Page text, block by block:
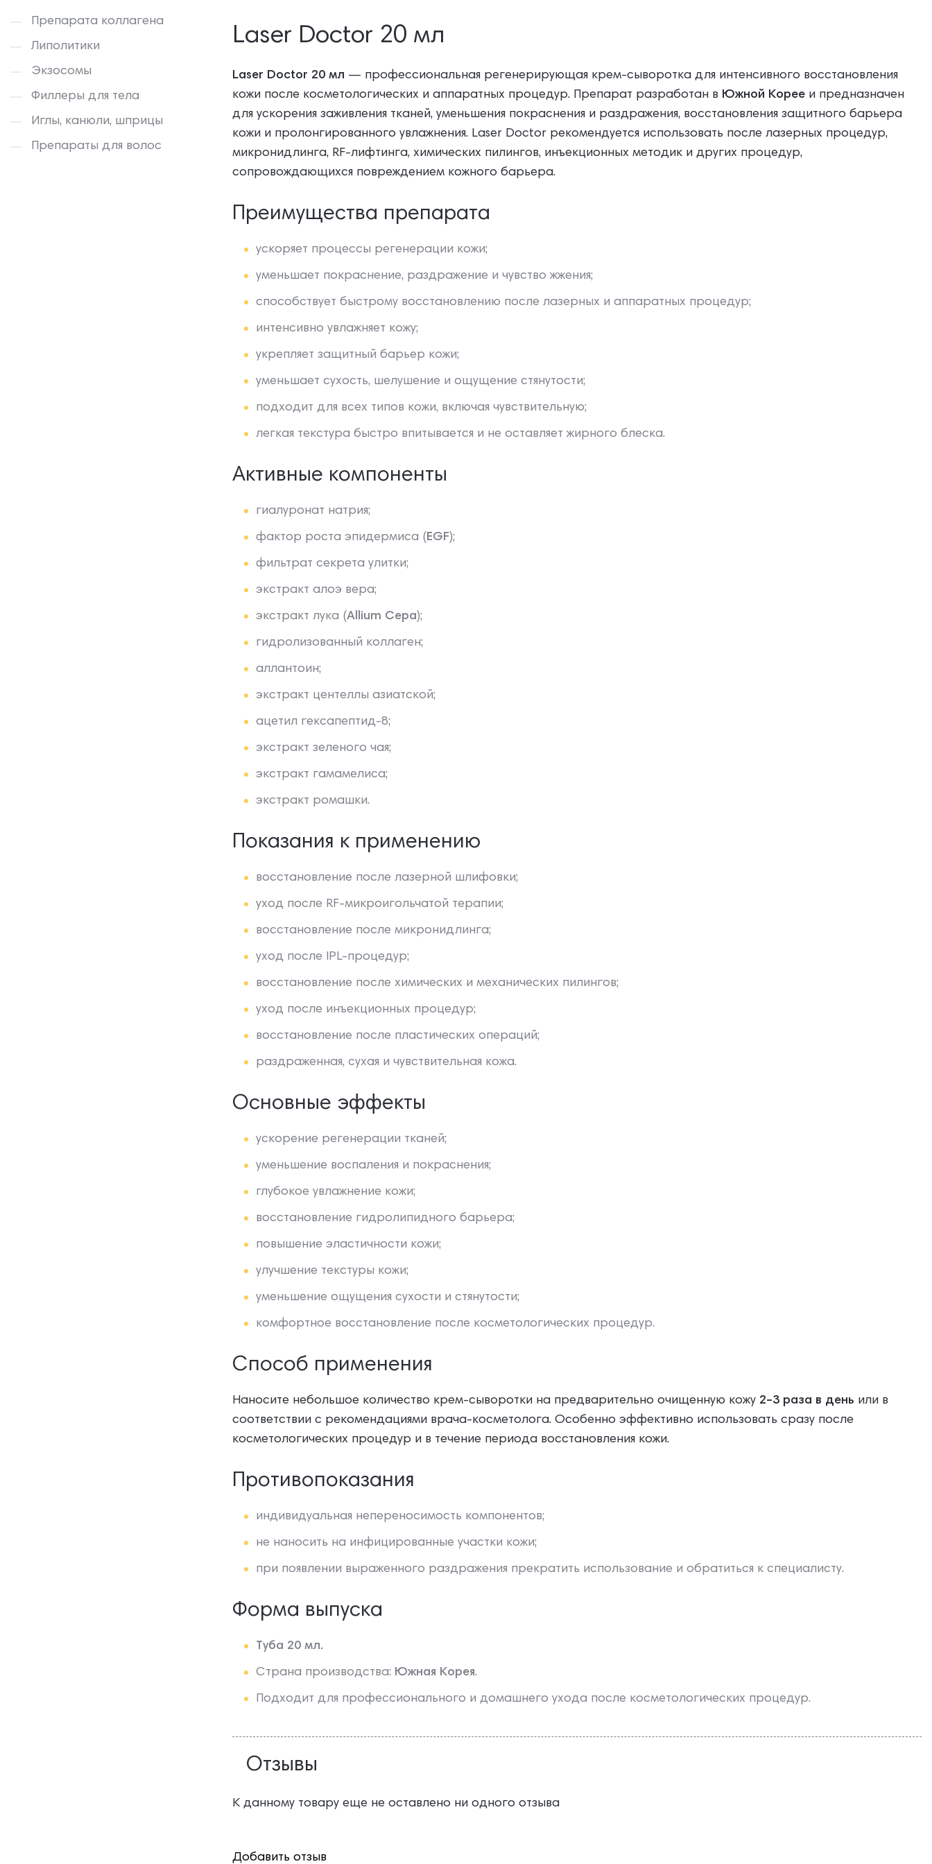
Препарата коллагена
Липолитики
Экзосомы
Филлеры для тела
Иглы, канюли, шприцы
Препараты для волос
Laser Doctor 20 мл
Laser Doctor 20 мл — профессиональная регенерирующая крем-сыворотка для интенсивного восстановления
кожи после косметологических и аппаратных процедур. Препарат разработан в Южной Корее и предназначен
для ускорения заживления тканей, уменьшения покраснения и раздражения, восстановления защитного барьера
кожи и пролонгированного увлажнения. Laser Doctor рекомендуется использовать после лазерных процедур,
микронидлинга, RF-лифтинга, химических пилингов, инъекционных методик и других процедур,
сопровождающихся повреждением кожного барьера.
Преимущества препарата
ускоряет процессы регенерации кожи;
уменьшает покраснение, раздражение и чувство жжения;
способствует быстрому восстановлению после лазерных и аппаратных процедур;
интенсивно увлажняет кожу;
укрепляет защитный барьер кожи;
уменьшает сухость, шелушение и ощущение стянутости;
подходит для всех типов кожи, включая чувствительную;
легкая текстура быстро впитывается и не оставляет жирного блеска.
Активные компоненты
гиалуронат натрия;
фактор роста эпидермиса (EGF);
фильтрат секрета улитки;
экстракт алоэ вера;
экстракт лука (Allium Cepa);
гидролизованный коллаген;
аллантоин;
экстракт центеллы азиатской;
ацетил гексапептид-8;
экстракт зеленого чая;
экстракт гамамелиса;
экстракт ромашки.
Показания к применению
восстановление после лазерной шлифовки;
уход после RF-микроигольчатой терапии;
восстановление после микронидлинга;
уход после IPL-процедур;
восстановление после химических и механических пилингов;
уход после инъекционных процедур;
восстановление после пластических операций;
раздраженная, сухая и чувствительная кожа.
Основные эффекты
ускорение регенерации тканей;
уменьшение воспаления и покраснения;
глубокое увлажнение кожи;
восстановление гидролипидного барьера;
повышение эластичности кожи;
улучшение текстуры кожи;
уменьшение ощущения сухости и стянутости;
комфортное восстановление после косметологических процедур.
Способ применения
Наносите небольшое количество крем-сыворотки на предварительно очищенную кожу 2–3 раза в день или в
соответствии с рекомендациями врача-косметолога. Особенно эффективно использовать сразу после
косметологических процедур и в течение периода восстановления кожи.
Противопоказания
индивидуальная непереносимость компонентов;
не наносить на инфицированные участки кожи;
при появлении выраженного раздражения прекратить использование и обратиться к специалисту.
Форма выпуска
Туба 20 мл.
Страна производства: Южная Корея.
Подходит для профессионального и домашнего ухода после косметологических процедур.
Отзывы
К данному товару еще не оставлено ни одного отзыва
Добавить отзыв